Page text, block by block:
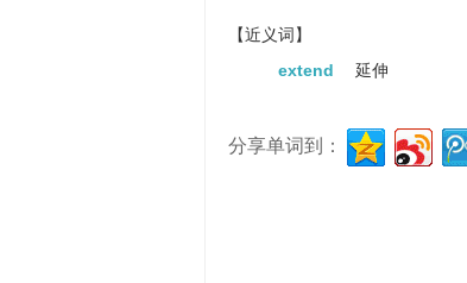
【近义词】
extend
延伸
分享单词到：